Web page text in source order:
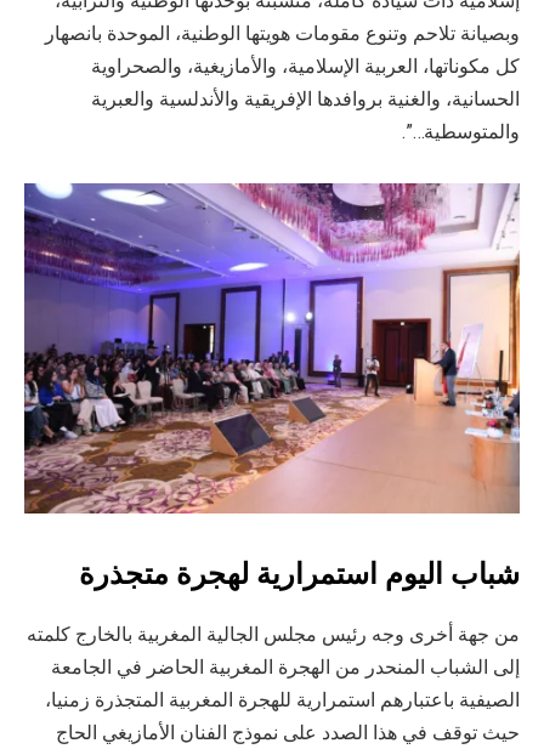
وبصيانة تلاحم وتنوع مقومات ھويتھا الوطنية، الموحدة بانصھار
كل مكوناتھا، العربية الإسلامية، والأمازيغية، والصحراوية
الحسانية، والغنية بروافدھا الإفريقية والأندلسية والعبرية
والمتوسطية…”.
شباب اليوم استمرارية لهجرة متجذرة
من جهة أخرى وجه رئيس مجلس الجالية المغربية بالخارج كلمته
إلى الشباب المنحدر من الهجرة المغربية الحاضر في الجامعة
الصيفية باعتبارهم استمرارية للهجرة المغربية المتجذرة زمنيا،
حيث توقف في هذا الصدد على نموذج الفنان الأمازيغي الحاج